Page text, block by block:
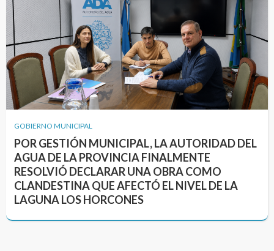
GOBIERNO MUNICIPAL
POR GESTIÓN MUNICIPAL, LA AUTORIDAD DEL
AGUA DE LA PROVINCIA FINALMENTE
RESOLVIÓ DECLARAR UNA OBRA COMO
CLANDESTINA QUE AFECTÓ EL NIVEL DE LA
LAGUNA LOS HORCONES